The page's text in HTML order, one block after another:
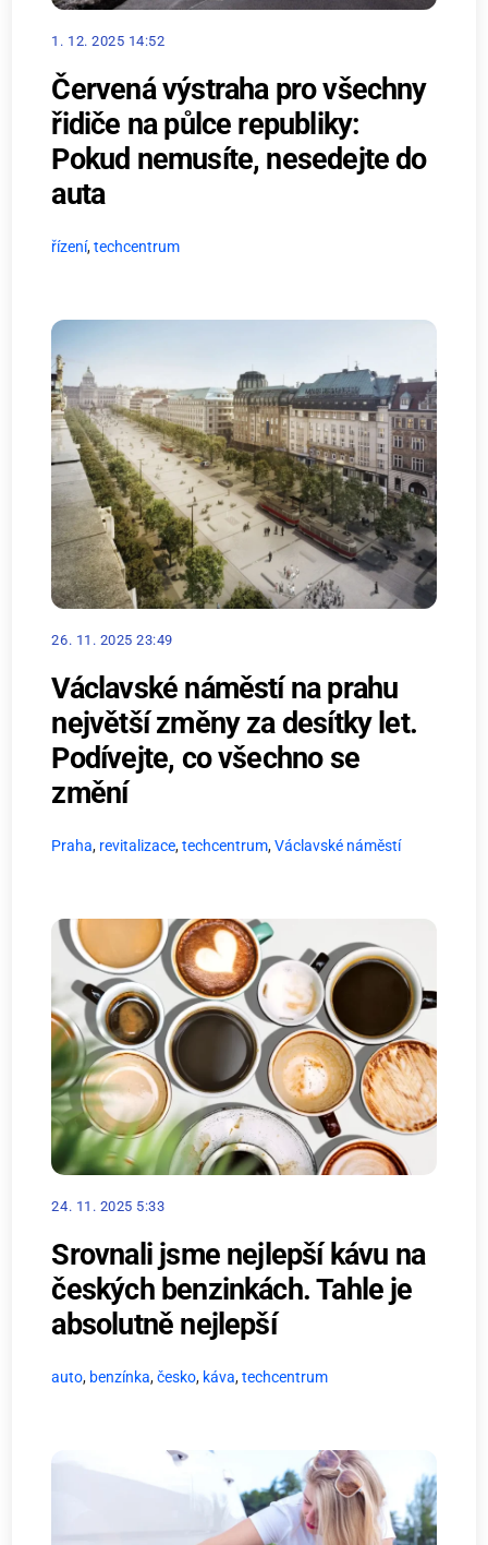
1. 12. 2025 14:52
Červená výstraha pro všechny
řidiče na půlce republiky:
Pokud nemusíte, nesedejte do
auta
řízení,techcentrum
26. 11. 2025 23:49
Václavské náměstí na prahu
největší změny za desítky let.
Podívejte, co všechno se
změní
Praha, revitalizace,techcentrum,Václavské náměstí
24. 11. 2025 5:33
Srovnali jsme nejlepší kávu na
českých benzinkách. Tahle je
absolutně nejlepší
auto, benzínka,česko, káva,techcentrum